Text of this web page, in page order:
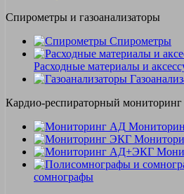
Спирометры и газоанализаторы
Спирометры
Расходные материалы и
Кардио-респираторный мониторинг
сомнографы